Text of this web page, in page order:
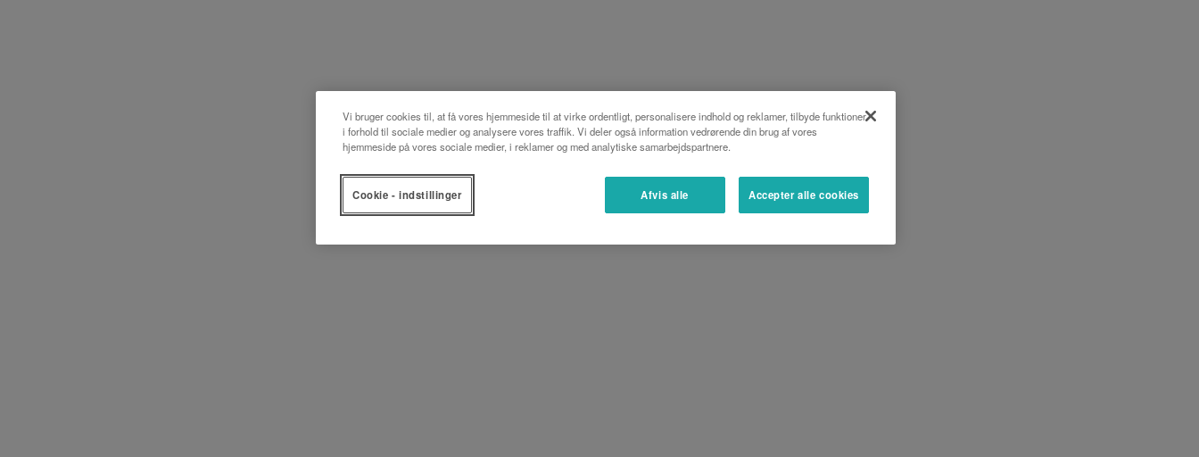
Vi bruger cookies til, at få vores hjemmeside til at virke ordentligt, personalisere indhold og reklamer, tilbyde funktioner
i forhold til sociale medier og analysere vores traffik. Vi deler også information vedrørende din brug af vores
hjemmeside på vores sociale medier, i reklamer og med analytiske samarbejdspartnere.
Afvis alle Accepter alle cookies
Cookie - indstillinger